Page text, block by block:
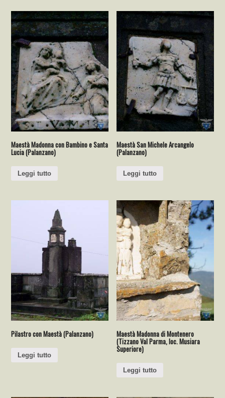
Maestà Madonna con Bambino e Santa
Lucia (Palanzano)
Leggi tutto
Maestà San Michele Arcangelo
(Palanzano)
Leggi tutto
Pilastro con Maestà (Palanzano)
Leggi tutto
Maestà Madonna di Montenero
(Tizzano Val Parma, loc. Musiara
Superiore)
Leggi tutto